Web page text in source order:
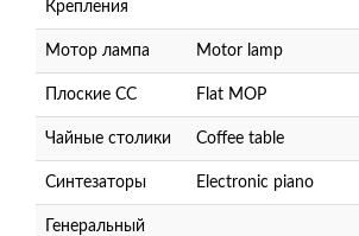
Крепления
Мотор лампа Motor lamp
Плоские СС Flat MOP
Чайные столики Coffee table
Синтезаторы Electronic piano
Генеральный